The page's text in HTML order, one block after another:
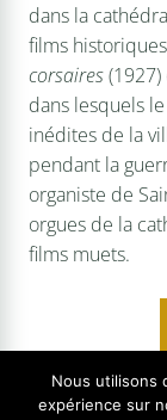
dans la
films
corsaires(1927)
dans lesquels
inédites de la
pendant la
organiste de
orgues de la
films muets.
Nous utilisons
expérience sur